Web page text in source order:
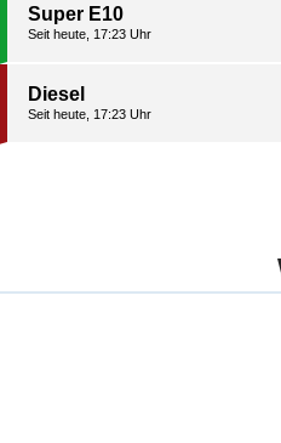
Super E10
Seit heute, 17:23 Uhr
Diesel
Seit heute, 17:23 Uhr